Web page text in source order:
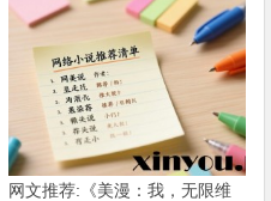
网文推荐:《美漫：我，无限维